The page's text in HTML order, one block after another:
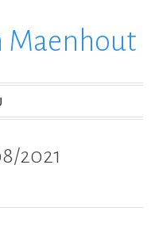
Maenhout
2021